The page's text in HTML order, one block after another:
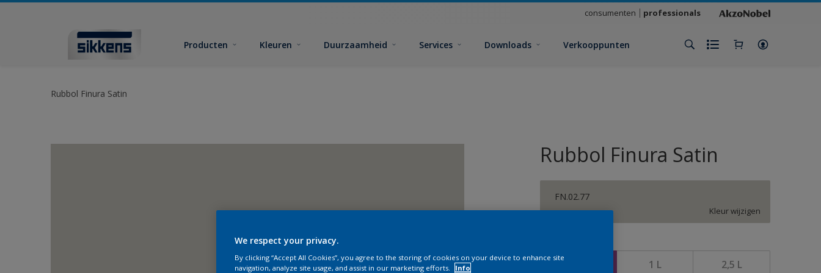
consumenten professionals
Producten Kleuren Duurzaamheid Services Downloads Verkooppunten
Rubbol Finura Satin
Rubbol Finura Satin
FN.02.77
Kleur wijzigen
500 ML 1 L 2,5 L
We respect your privacy.
By clicking “Accept All Cookies”, you agree to the storing of cookies on your device to enhance site
navigation, analyze site usage, and assist in our marketing efforts.
Info